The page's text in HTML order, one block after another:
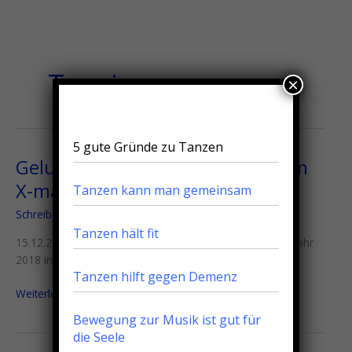
Turniere
Gelungener Jahresabschluss beim
X-mas Cup in Augsburg
Schreibe einen Kommentar
15.12.2018 Ein gelungener Jahresabschluß für das Tanzjahr
2018 in Augsburg in der Tanzschule Trautz & Salmen.
Gelungener
beim
X-
Cup
in
Weiterlesen »
5 gute Gründe zu Tanzen
Tanzen kann man gemeinsam
Tanzen hält fit
Tanzen hilft gegen Demenz
Bewegung zur Musik ist gut für
die Seele
×